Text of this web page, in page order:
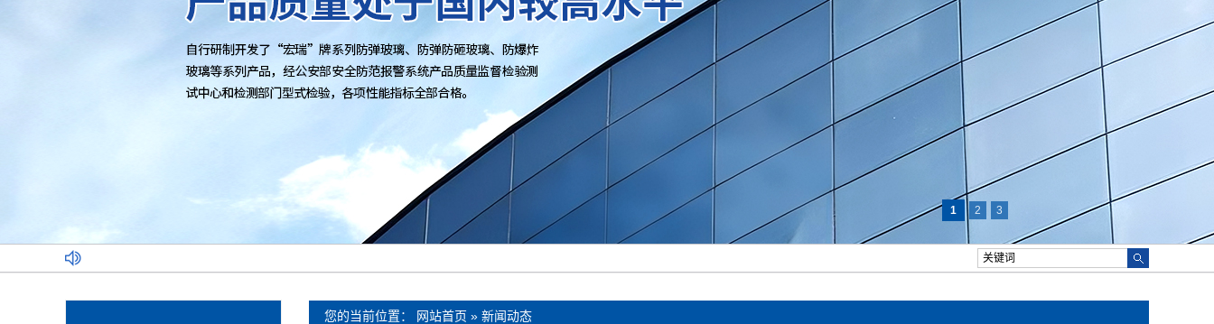
1 2 3
您的当前位置： 网站首页 » 新闻动态